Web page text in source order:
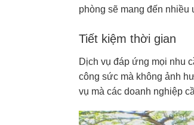
phòng sẽ mang đến nhiều
Tiết kiệm thời gian
Dịch vụ đáp ứng mọi nhu
công sức mà không ảnh
vụ mà các doanh nghiệp